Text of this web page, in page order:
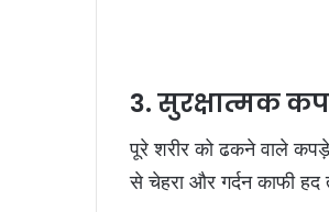
3. सुरक्षात्मक
पूरे शरीर को ढकने वाले
से चेहरा और गर्दन काफी